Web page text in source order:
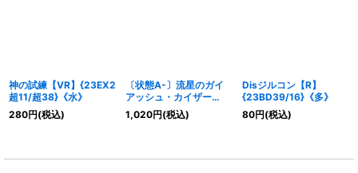
神の試練【VR】{23EX2
超11/超38}《水》
280円(税込)
〔状態A-〕流星のガイ
アッシュ・カイザー
【SR】{23EX115/84}
《多》
1,020円(税込)
Disジルコン【R】
{23BD39/16}《多》
80円(税込)